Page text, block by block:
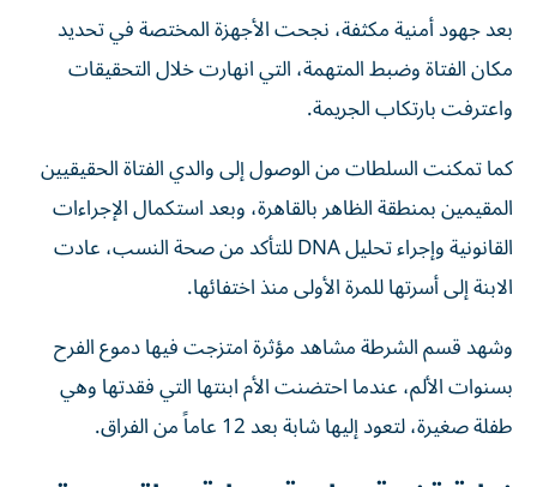
بعد جهود أمنية مكثفة، نجحت الأجهزة المختصة في تحديد
مكان الفتاة وضبط المتهمة، التي انهارت خلال التحقيقات
واعترفت بارتكاب الجريمة.
كما تمكنت السلطات من الوصول إلى والدي الفتاة الحقيقيين
المقيمين بمنطقة الظاهر بالقاهرة، وبعد استكمال الإجراءات
القانونية وإجراء تحليل DNA للتأكد من صحة النسب، عادت
الابنة إلى أسرتها للمرة الأولى منذ اختفائها.
وشهد قسم الشرطة مشاهد مؤثرة امتزجت فيها دموع الفرح
بسنوات الألم، عندما احتضنت الأم ابنتها التي فقدتها وهي
طفلة صغيرة، لتعود إليها شابة بعد 12 عاماً من الفراق.